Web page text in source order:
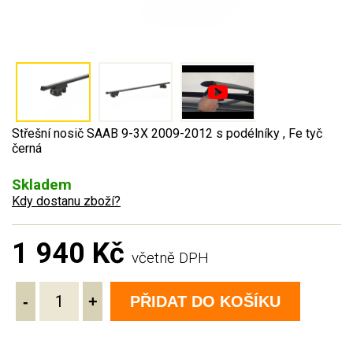
Střešní nosič SAAB 9-3X 2009-2012 s podélníky , Fe tyč
černá
Skladem
Kdy dostanu zboží?
1 940 Kč včetně DPH
- + PŘIDAT DO KOŠÍKU